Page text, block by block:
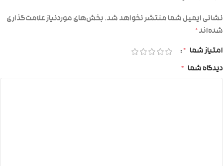
نشانی ایمیل شما منتشر نخواهد شد.بخش‌های موردنیاز علامت‌گذاری
شده‌اند*
امتیاز شما *
دیدگاه شما *